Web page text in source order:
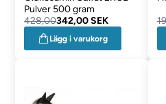
Pulver 500 gram
428,00342,00 SEK
Lägg i varukorg